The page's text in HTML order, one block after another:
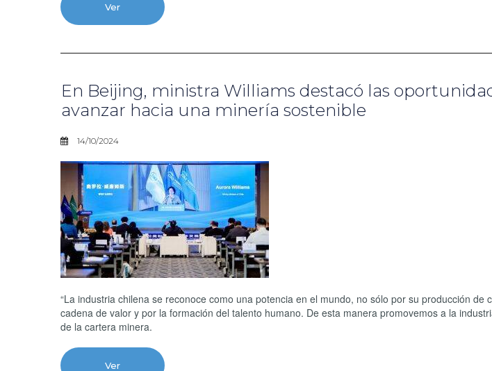
Ver
En Beijing, ministra Williams destacó las
avanzar hacia una minería sostenible
14/10/2024
“La industria chilena se reconoce como una potencia en el mundo, no sólo por su producción de
cadena de valor y por la formación del talento humano. De esta manera promovemos a la
de la cartera minera.
Ver